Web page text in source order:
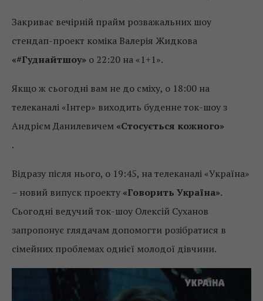
Закриває вечірній прайм розважальних шоу
стендап-проект коміка Валерія Жидкова
«#Гуднайтшоу» о 22:20 на «1+1».
Якщо ж сьогодні вам не до сміху, о 18:00 на
телеканалі «Інтер» виходить буденне ток-шоу з
Андрієм Данилевичем «Стосується кожного»
.
Відразу після нього, о 19:45, на телеканалі «Україна»
– новий випуск проекту «Говорить Україна».
Сьогодні ведучий ток-шоу Олексій Суханов
запропонує глядачам допомогти розібратися в
сімейних проблемах однієї молодої дівчини.